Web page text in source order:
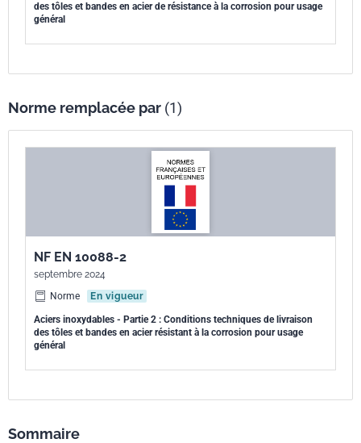
des tôles et bandes en acier de résistance à la corrosion pour usage
général
Norme remplacée par (1)
NF EN 10088-2
septembre 2024
Norme
En vigueur
Aciers inoxydables - Partie 2 : Conditions techniques de livraison
des tôles et bandes en acier résistant à la corrosion pour usage
général
Sommaire